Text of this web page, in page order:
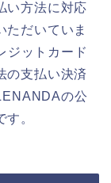
い方法に対応
ただいていま
ジットカード
の支払い決済
の公
。